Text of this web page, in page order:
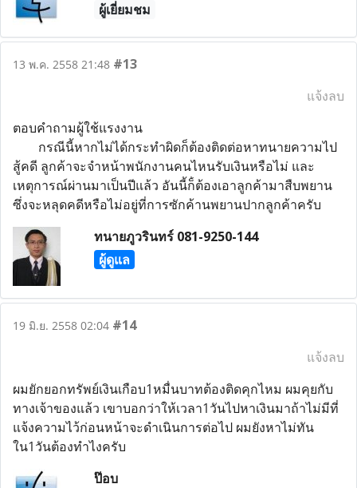
ผู้เยี่ยมชม
13 พ.ค. 2558 21:48 #13
แจ้งลบ
ตอบคำถามผู้ใช้แรงงาน
กรณีนี้หากไม่ได้กระทำผิดก็ต้องติดต่อหาทนายความไป
สู้คดี ลูกค้าจะจำหน้าพนักงานคนไหนรับเงินหรือไม่ และ
เหตุการณ์ผ่านมาเป็นปีแล้ว อันนี้ก็ํต้องเอาลูกค้ามาสืบพยาน
ซึ่งจะหลุดคดีหรือไม่อยู่ที่การซักค้านพยานปากลูกค้าครับ
ทนายภูวรินทร์ 081-9250-144
ผู้ดูแล
19 มิ.ย. 2558 02:04 #14
แจ้งลบ
ผมยักยอกทรัพย์เงินเกือบ1หมื่นบาทต้องติดคุกไหม ผมคุยกับ
ทางเจ้าของแล้ว เขาบอกว่าให้เวลา1วันไปหาเงินมาถ้าไม่มีที่
แจ้งความไว้ก่อนหน้าจะดำเนินการต่อไป ผมยังหาไม่ทัน
ใน1วันต้องทำไงครับ
ป๊อบ